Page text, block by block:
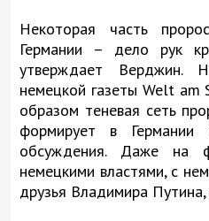
Некоторая часть
Германии – дело рук
утверждает Верджин.
немецкой газеты Welt am
образом теневая сеть
формирует в Германии
обсуждения. Даже на
немецкими властями, с
друзья Владимира Путина,